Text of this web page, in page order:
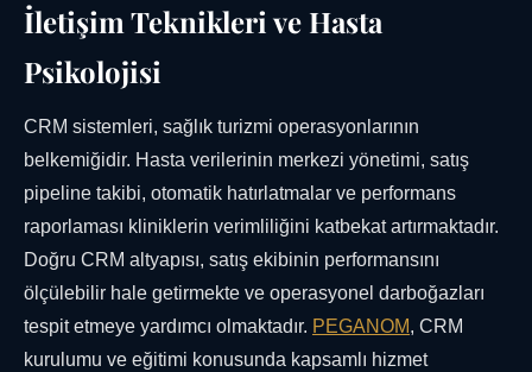
İletişim Teknikleri ve Hasta
Psikolojisi
CRM sistemleri, sağlık turizmi operasyonlarının
belkemiğidir. Hasta verilerinin merkezi yönetimi, satış
pipeline takibi, otomatik hatırlatmalar ve performans
raporlaması kliniklerin verimliliğini katbekat artırmaktadır.
Doğru CRM altyapısı, satış ekibinin performansını
ölçülebilir hale getirmekte ve operasyonel darboğazları
tespit etmeye yardımcı olmaktadır. PEGANOM, CRM
kurulumu ve eğitimi konusunda kapsamlı hizmet